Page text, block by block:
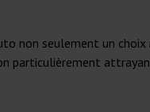
non seulement un choix
particulièrement